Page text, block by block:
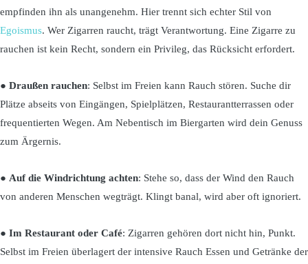
empfinden ihn als unangenehm. Hier trennt sich echter Stil von
Egoismus. Wer Zigarren raucht, trägt Verantwortung. Eine Zigarre zu
rauchen ist kein Recht, sondern ein Privileg, das Rücksicht erfordert.
● Draußen rauchen: Selbst im Freien kann Rauch stören. Suche dir
Plätze abseits von Eingängen, Spielplätzen, Restaurantterrassen oder
frequentierten Wegen. Am Nebentisch im Biergarten wird dein Genuss
zum Ärgernis.
● Auf die Windrichtung achten: Stehe so, dass der Wind den Rauch
von anderen Menschen wegträgt. Klingt banal, wird aber oft ignoriert.
● Im Restaurant oder Café: Zigarren gehören dort nicht hin, Punkt.
Selbst im Freien überlagert der intensive Rauch Essen und Getränke der